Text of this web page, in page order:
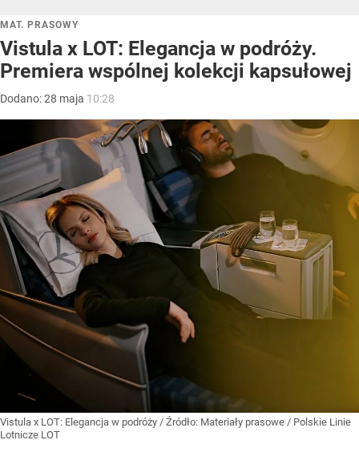
MAT. PRASOWY
Vistula x LOT: Elegancja w podróży.
Premiera wspólnej kolekcji kapsułowej
Dodano:28 maja 10:28
Vistula x LOT: Elegancja w podróży / Źródło: Materiały prasowe / Polskie Linie
Lotnicze LOT